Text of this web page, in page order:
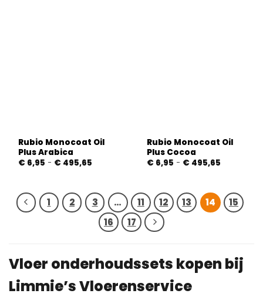
Rubio Monocoat Oil
Plus Arabica
€ 6,95 - € 495,65
Rubio Monocoat Oil
Plus Cocoa
€ 6,95 - € 495,65
1 2 3 … 11 12 13 14
15
16
17
Vloer onderhoudssets kopen bij
Limmie’s Vloerenservice